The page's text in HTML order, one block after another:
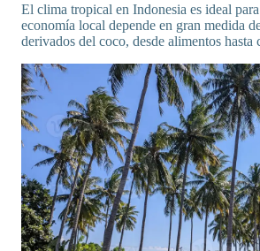
El clima tropical en Indonesia es ideal
economía local depende en gran medida
derivados del coco, desde alimentos hasta